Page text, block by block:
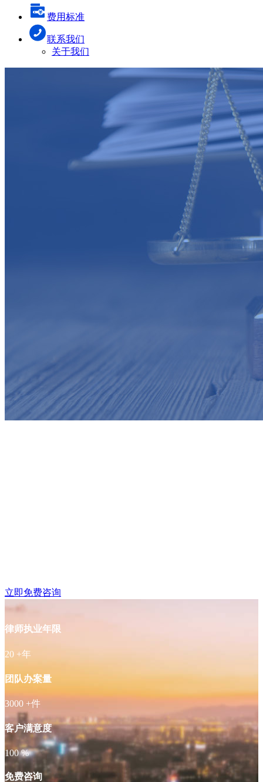
费用标准
联系我们
关于我们
立即免费咨询
律师执业年限
20 +年
团队办案量
3000 +件
客户满意度
100 %
免费咨询